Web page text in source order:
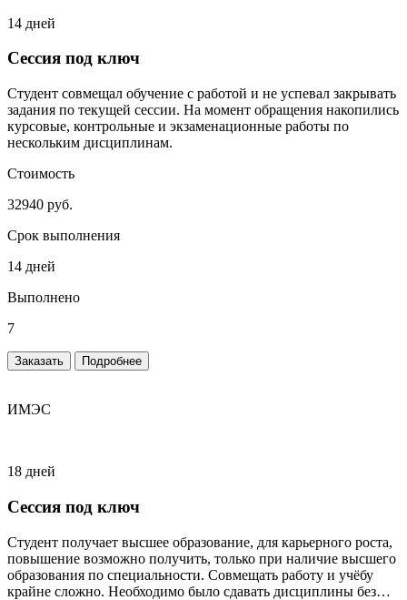
14 дней
Сессия под ключ
Студент совмещал обучение с работой и не успевал закрывать
задания по текущей сессии. На момент обращения накопились
курсовые, контрольные и экзаменационные работы по
нескольким дисциплинам.
Стоимость
32940 руб.
Срок выполнения
14 дней
Выполнено
7
Заказать Подробнее
ИМЭС
18 дней
Сессия под ключ
Студент получает высшее образование, для карьерного роста,
повышение возможно получить, только при наличие высшего
образования по специальности. Совмещать работу и учёбу
крайне сложно. Необходимо было сдавать дисциплины без